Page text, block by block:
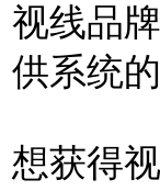
视线品
供系统
想获得